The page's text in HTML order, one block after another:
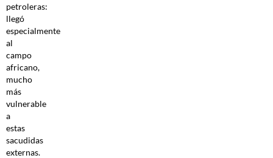
petroleras:
llegó
especialmente
al
campo
africano,
mucho
más
vulnerable
a
estas
sacudidas
externas.